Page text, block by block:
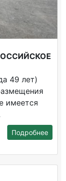
49 лет)
имеется
Подробнее